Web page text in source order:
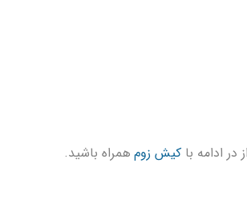
در ادامه با کیش زوم همراه باشید.